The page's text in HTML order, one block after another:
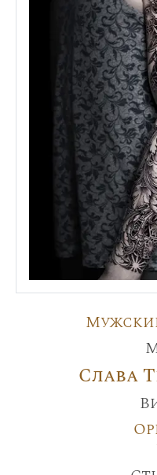
Слава